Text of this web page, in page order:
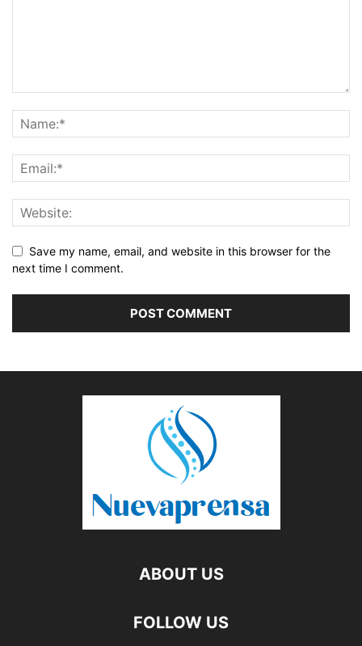
Save my name, email, and website in this browser for the
next time I comment.
ABOUT US
FOLLOW US